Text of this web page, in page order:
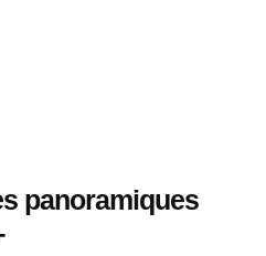
panoramiques